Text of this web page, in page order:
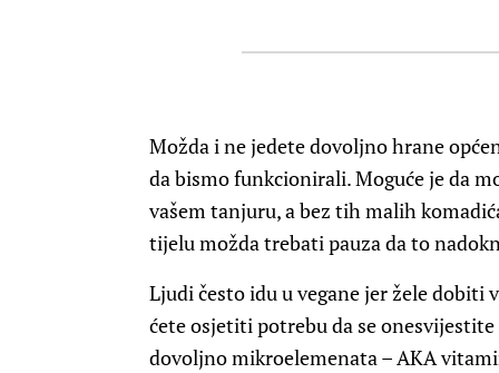
Možda i ne jedete dovoljno hrane
da bismo funkcionirali. Moguće je da
vašem tanjuru, a bez tih malih
tijelu možda trebati pauza da to
Ljudi često idu u vegane jer žele dobiti
ćete osjetiti potrebu da se
dovoljno mikroelemenata – AKA